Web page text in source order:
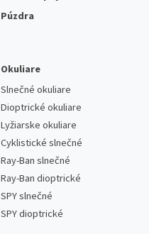
Púzdra
Okuliare
Slnečné okuliare
Dioptrické okuliare
Lyžiarske okuliare
Cyklistické slnečné
Ray-Ban slnečné
Ray-Ban dioptrické
SPY slnečné
SPY dioptrické